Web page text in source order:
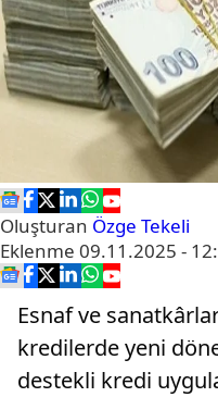
Oluşturan Özge Tekeli
Eklenme 09.11.2025 -
Esnaf ve
kredilerde yeni
destekli kredi